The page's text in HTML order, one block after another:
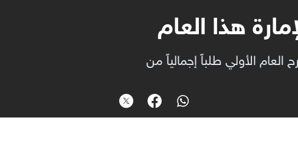
هذا العام
الأولي طلباً إجمالياً من